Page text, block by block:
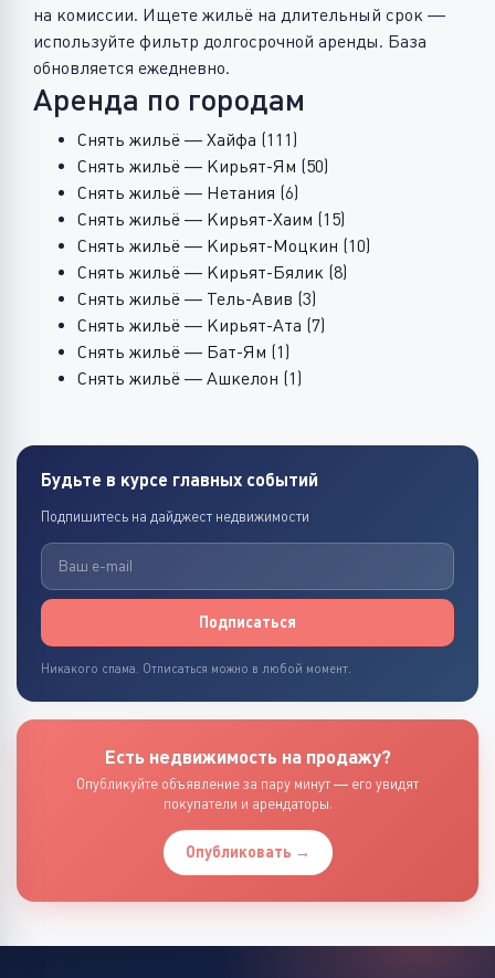
на комиссии. Ищете жильё на длительный срок —
используйте фильтр долгосрочной аренды. База
обновляется ежедневно.
Аренда по городам
Снять жильё — Хайфа (111)
Снять жильё — Кирьят-Ям (50)
Снять жильё — Нетания (6)
Снять жильё — Кирьят-Хаим (15)
Снять жильё — Кирьят-Моцкин (10)
Снять жильё — Кирьят-Бялик (8)
Снять жильё — Тель-Авив (3)
Снять жильё — Кирьят-Ата (7)
Снять жильё — Бат-Ям (1)
Снять жильё — Ашкелон (1)
Будьте в курсе главных событий
Подпишитесь на дайджест недвижимости
Подписаться
Никакого спама. Отписаться можно в любой момент.
Есть недвижимость на продажу?
Опубликуйте объявление за пару минут — его увидят
покупатели и арендаторы.
Опубликовать →